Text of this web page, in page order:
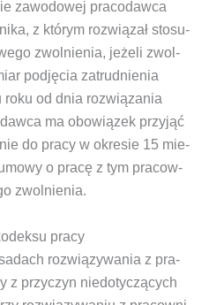
zawo­do­wej pra­co­daw­ca
z któ­rym roz­wią­zał sto­su­
zwol­nie­nia, jeże­li zwol­
pod­ję­cia zatrud­nie­nia
od dnia roz­wią­za­nia
ma obo­wią­zek przy­jąć
do pra­cy w okre­sie 15 mie­
o pra­cę z tym pra­cow­
zwol­nie­nia.
pracy
roz­wią­zy­wa­nia z pra­
z przy­czyn nie­do­ty­czą­cych